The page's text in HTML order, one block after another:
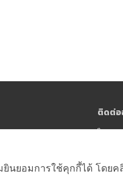
ติดต่อ
บริษัท
นยอมการใช้คุกกี้ได้ โดย